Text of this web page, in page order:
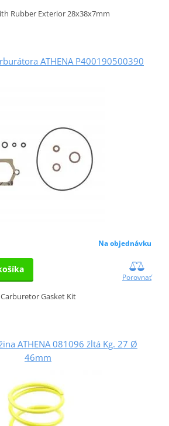
Rubber Exterior 28x38x7mm
ATHENA P400190500390
Na objednávku
Porovnať
Carburetor Gasket Kit
ATHENA 081096 žltá Kg. 27 Ø
46mm